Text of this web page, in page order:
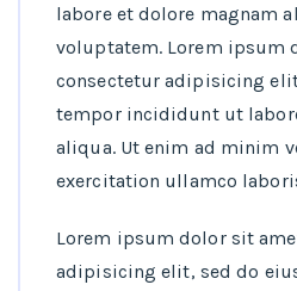
labore et dolore magnam
voluptatem. Lorem ipsum
consectetur adipisicing
tempor incididunt ut
aliqua. Ut enim ad minim
exercitation ullamco
Lorem ipsum dolor sit
adipisicing elit, sed do